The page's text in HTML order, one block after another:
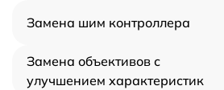
Замена шим контроллера
Замена объективов с
улучшением характеристик